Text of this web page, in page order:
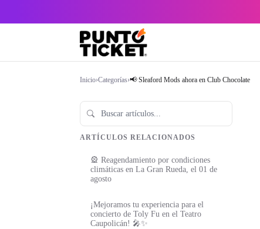
Inicio›Categorías›📢 Sleaford Mods ahora en Club Chocolate
ARTÍCULOS RELACIONADOS
🎡 Reagendamiento por condiciones
climáticas en La Gran Rueda, el 01 de
agosto
¡Mejoramos tu experiencia para el
concierto de Toly Fu en el Teatro
Caupolicán! 🎤✨